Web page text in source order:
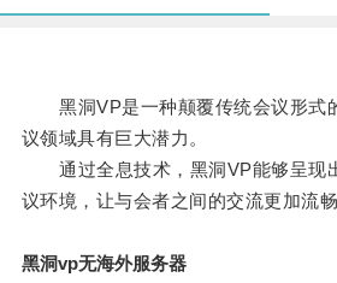
黑洞VP是一种颠覆传统会议形式
议领域具有巨大潜力。
通过全息技术，黑洞VP能够呈现
议环境，让与会者之间的交流更加流畅
黑洞vp无海外服务器